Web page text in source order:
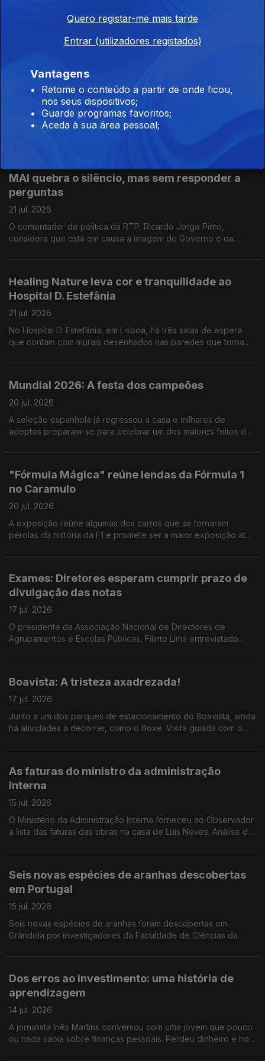
Quando as temperaturas sobem é preciso antecipar os
medidas de prevenção. Reportagem de Oriana Barcelos no
Dia Mundial do Cérebro: o alerta para a falta de
especialistas
22 jul. 2026
Há falta de especialistas de Neurologia em Portugal. Quem o
MAI quebra o silêncio, mas sem responder a
perguntas
21 jul. 2026
O comentador de politica da RTP, Ricardo Jorge Pinto,
considera que está em causa a imagem do Governo e da
Healing Nature leva cor e tranquilidade ao
Hospital D. Estefânia
21 jul. 2026
No Hospital D. Estefânia, em Lisboa, há três salas de espera
que contam com murais desenhados nas paredes que tornam
Mundial 2026: A festa dos campeões
20 jul. 2026
A seleção espanhola já regressou a casa e milhares de
adeptos preparam-se para celebrar um dos maiores feitos da
"Fórmula Mágica" reúne lendas da Fórmula 1
no Caramulo
20 jul. 2026
A exposição reúne algumas dos carros que se tornaram
pérolas da história da F1 e promete ser a maior exposição até
Exames: Diretores esperam cumprir prazo de
divulgação das notas
17 jul. 2026
O presidente da Associação Nacional de Directores de
Agrupamentos e Escolas Públicas, Filinto Lima entrevistado
Boavista: A tristeza axadrezada!
17 jul. 2026
Junto a um dos parques de estacionamento do Boavista, ainda
há atividades a decorrer, como o Boxe. Visita guiada com o
As faturas do ministro da administração
interna
15 jul. 2026
O Ministério da Administração Interna forneceu ao Observador
a lista das faturas das obras na casa de Luís Neves. Análise de
Seis novas espécies de aranhas descobertas
em Portugal
15 jul. 2026
Seis novas espécies de aranhas foram descobertas em
Grândola por investigadores da Faculdade de Ciências da
Dos erros ao investimento: uma história de
aprendizagem
14 jul. 2026
A jornalista Inês Martins conversou com uma jovem que pouco
ou nada sabia sobre finanças pessoais. Perdeu dinheiro e hoje
Quero registar-me mais tarde
Entrar (utilizadores registados)
Vantagens
Retome o conteúdo a partir de onde ficou,
nos seus dispositivos;
Guarde programas favoritos;
Aceda à sua área pessoal;